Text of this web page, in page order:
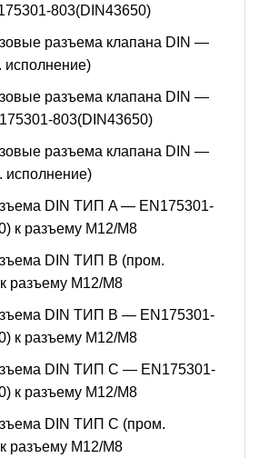
803(DIN43650)
разъема клапана DIN —
разъема клапана DIN —
803(DIN43650)
разъема клапана DIN —
DIN ТИП A — EN175301-
к разъему M12/M8
DIN ТИП B (пром.
разъему M12/M8
DIN ТИП B — EN175301-
к разъему M12/M8
DIN ТИП C — EN175301-
к разъему M12/M8
DIN ТИП C (пром.
разъему M12/M8